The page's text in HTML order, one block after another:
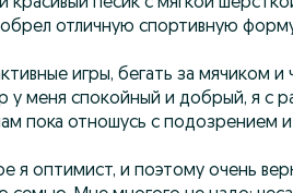
отличную спортивную
игры, бегать за мячиком и
у меня спокойный и добрый, я с
пока отношусь с подозрением и
я оптимист, и поэтому очень